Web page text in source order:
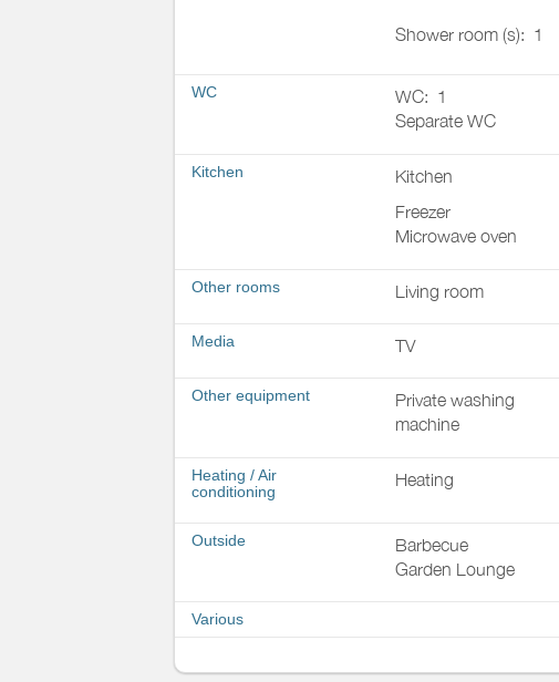
Shower room (s): 1
WC WC: 1
Separate WC
Kitchen
Kitchen
Freezer
Microwave oven
Other rooms Living room
Media TV
Other equipment
Private washing
machine
Heating / Air
conditioning
Heating
Outside Barbecue
Garden Lounge
Various